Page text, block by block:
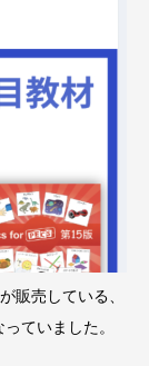
販売している、
ていました。